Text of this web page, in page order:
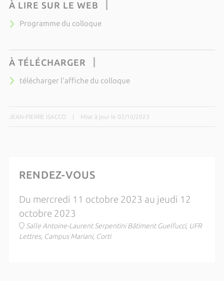
À LIRE SUR LE WEB
Programme du colloque
À TÉLÉCHARGER
télécharger l'affiche du colloque
JEAN-PIERRE ISACCO Mise à jour le 02/10/2023
RENDEZ-VOUS
Du mercredi 11 octobre 2023 au jeudi 12
octobre 2023
Salle Antoine-Laurent Serpentini Bâtiment Guelfucci, UFR
Lettres, Campus Mariani, Corti